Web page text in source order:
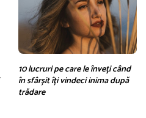
10 lucruri pe care le înveți când
în sfârșit îți vindeci inima după
trădare